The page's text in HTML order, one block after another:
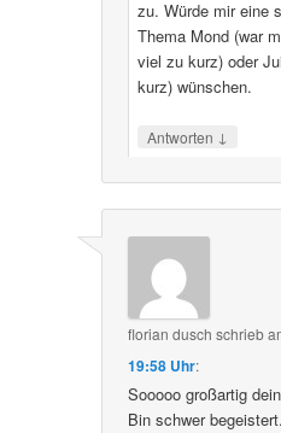
zu. Würde mir eine
Thema Mond (war
viel zu kurz) oder
kurz) wünschen.
Antworten ↓
florian dusch schrieb
19:58 Uhr:
Sooooo großartig
Bin schwer begeistert.